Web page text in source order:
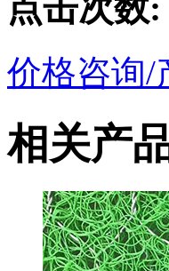
点击次数:
价格咨询/
相关产